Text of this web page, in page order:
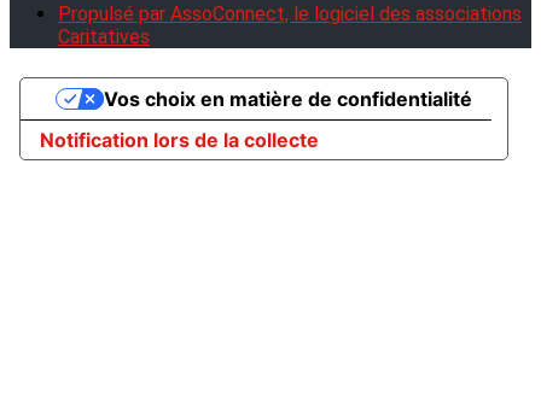
Propulsé par AssoConnect, le logiciel des associations
Caritatives
Notification lors de la collecte
Vos choix en matière de confidentialité